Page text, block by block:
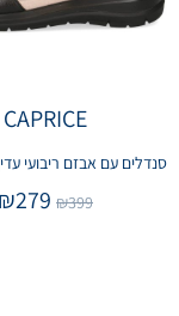
CAPRICE
סנדלים עם אבזם ריבועי
₪399
₪279